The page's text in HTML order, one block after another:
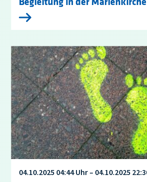
Begleitung in der
04.10.2025 04:44 Uhr – 04.10.2025